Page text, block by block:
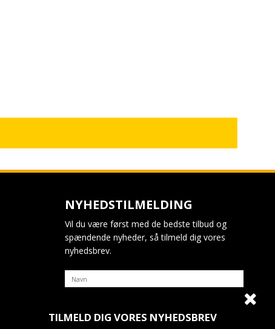
NYHEDSTILMELDING
Vil du være først med de bedste tilbud og
spændende nyheder, så tilmeld dig vores
nyhedsbrev.
Jeg vil gerne tilmeldes nyhedsbrevet
TILMELD DIG VORES NYHEDSBREV